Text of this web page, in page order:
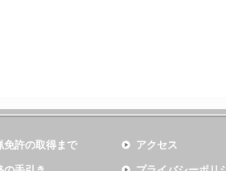
免許の取得まで アクセス